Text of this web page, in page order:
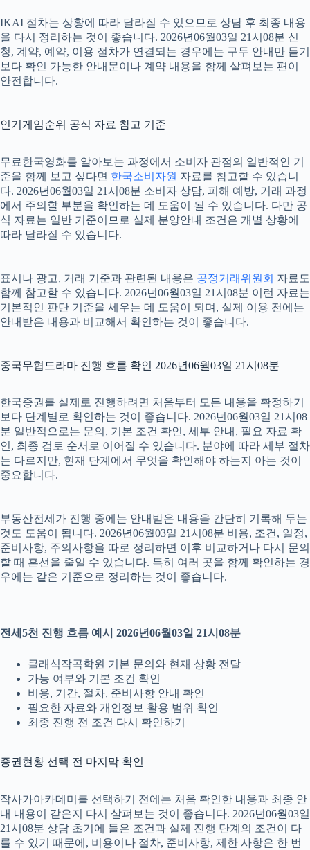
IKAI 절차는 상황에 따라 달라질 수 있으므로 상담 후 최종 내용
을 다시 정리하는 것이 좋습니다. 2026년06월03일 21시08분 신
청, 계약, 예약, 이용 절차가 연결되는 경우에는 구두 안내만 듣기
보다 확인 가능한 안내문이나 계약 내용을 함께 살펴보는 편이
안전합니다.
인기게임순위 공식 자료 참고 기준
무료한국영화를 알아보는 과정에서 소비자 관점의 일반적인 기
준을 함께 보고 싶다면 한국소비자원 자료를 참고할 수 있습니
다. 2026년06월03일 21시08분 소비자 상담, 피해 예방, 거래 과정
에서 주의할 부분을 확인하는 데 도움이 될 수 있습니다. 다만 공
식 자료는 일반 기준이므로 실제 분양안내 조건은 개별 상황에
따라 달라질 수 있습니다.
표시나 광고, 거래 기준과 관련된 내용은 공정거래위원회 자료도
함께 참고할 수 있습니다. 2026년06월03일 21시08분 이런 자료는
기본적인 판단 기준을 세우는 데 도움이 되며, 실제 이용 전에는
안내받은 내용과 비교해서 확인하는 것이 좋습니다.
중국무협드라마 진행 흐름 확인 2026년06월03일 21시08분
한국증권를 실제로 진행하려면 처음부터 모든 내용을 확정하기
보다 단계별로 확인하는 것이 좋습니다. 2026년06월03일 21시08
분 일반적으로는 문의, 기본 조건 확인, 세부 안내, 필요 자료 확
인, 최종 검토 순서로 이어질 수 있습니다. 분야에 따라 세부 절차
는 다르지만, 현재 단계에서 무엇을 확인해야 하는지 아는 것이
중요합니다.
부동산전세가 진행 중에는 안내받은 내용을 간단히 기록해 두는
것도 도움이 됩니다. 2026년06월03일 21시08분 비용, 조건, 일정,
준비사항, 주의사항을 따로 정리하면 이후 비교하거나 다시 문의
할 때 혼선을 줄일 수 있습니다. 특히 여러 곳을 함께 확인하는 경
우에는 같은 기준으로 정리하는 것이 좋습니다.
전세5천 진행 흐름 예시 2026년06월03일 21시08분
클래식작곡학원 기본 문의와 현재 상황 전달
가능 여부와 기본 조건 확인
비용, 기간, 절차, 준비사항 안내 확인
필요한 자료와 개인정보 활용 범위 확인
최종 진행 전 조건 다시 확인하기
증권현황 선택 전 마지막 확인
작사가아카데미를 선택하기 전에는 처음 확인한 내용과 최종 안
내 내용이 같은지 다시 살펴보는 것이 좋습니다. 2026년06월03일
21시08분 상담 초기에 들은 조건과 실제 진행 단계의 조건이 다
를 수 있기 때문에, 비용이나 절차, 준비사항, 제한 사항은 한 번